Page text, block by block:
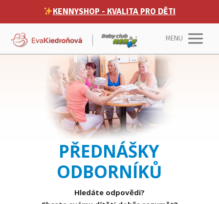
KENNYSHOP - KVALITA PRO DĚTI
MENU
PŘEDNÁŠKY
ODBORNÍKŮ
Hledáte odpovědi?